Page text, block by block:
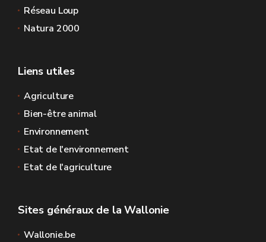
Réseau Loup
Natura 2000
Liens utiles
Agriculture
Bien-être animal
Environnement
Etat de l'environnement
Etat de l'agriculture
Sites généraux de la Wallonie
Wallonie.be